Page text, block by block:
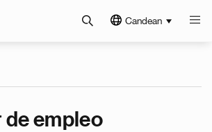
Candean
de empleo